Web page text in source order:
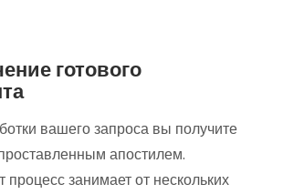
готового
вашего запроса вы получите
апостилем.
процесс занимает от нескольких